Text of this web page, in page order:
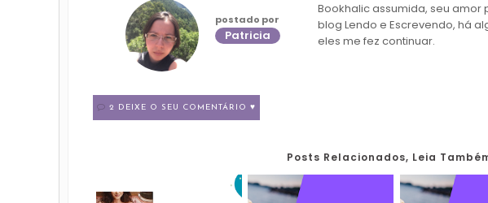
postado por
Patricia
Bookhalic assumida, seu amor
blog Lendo e Escrevendo, há
eles me fez continuar.
2 DEIXE O SEU COMENTÁRIO ♥
Posts Relacionados, Leia